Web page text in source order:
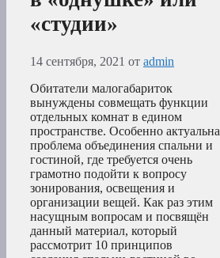
«студии»
14 сентября, 2021 от admin
Обитатели малогабариток
вынуждены совмещать функции
отдельных комнат в едином
пространстве. Особенно актуальна
проблема объединения спальни и
гостиной, где требуется очень
грамотно подойти к вопросу
зонирования, освещения и
организации вещей. Как раз этим
насущным вопросам и посвящён
данный материал, который
рассмотрит 10 принципов